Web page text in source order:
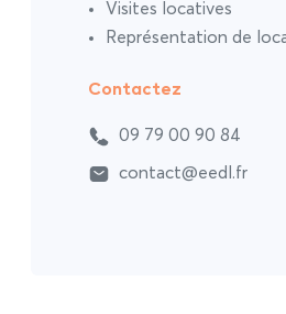
Visites locatives
Représentation de
Contactez
09 79 00 90 84
contact@eedl.fr